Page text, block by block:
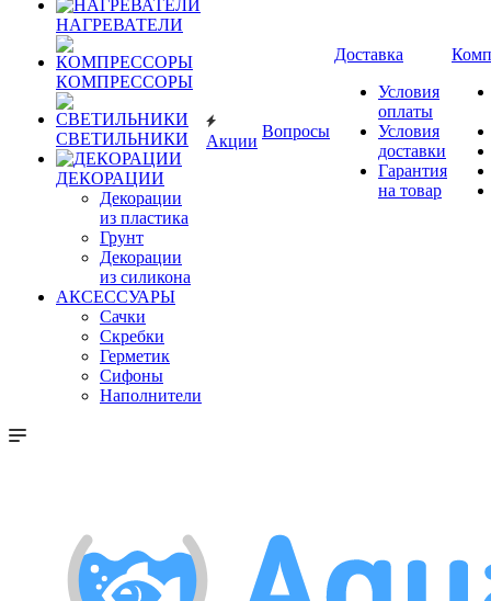
НАГРЕВАТЕЛИ
КОМПРЕССОРЫ
СВЕТИЛЬНИКИ
ДЕКОРАЦИИ
Декорации
из пластика
Грунт
Декорации
из силикона
АКСЕССУАРЫ
Сачки
Скребки
Герметик
Сифоны
Наполнители
Акции
Вопросы
Доставка
Условия
оплаты
Условия
доставки
Гарантия
на товар